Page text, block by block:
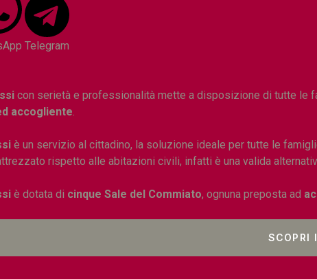
Telegram
con serietà e professionalità mette a disposizione di tutte le
accogliente.
è un servizio al cittadino, la soluzione ideale per tutte le
rispetto alle abitazioni civili, infatti è una valida
è dotata di cinque Sale del Commiato, ognuna preposta ad
SCOPRI